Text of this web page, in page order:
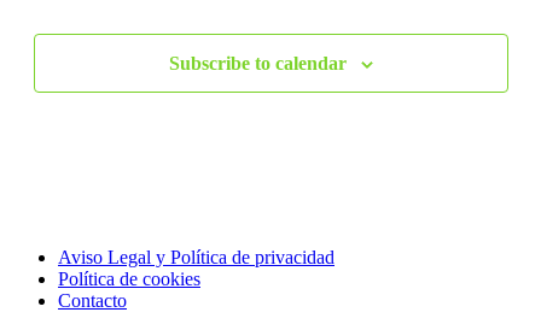
Subscribe to calendar
Aviso Legal y Política de privacidad
Política de cookies
Contacto